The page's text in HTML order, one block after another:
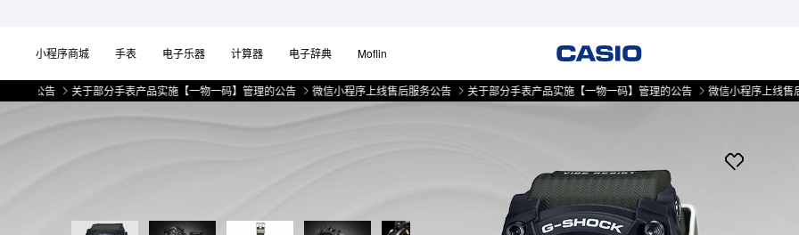
小程序商城 手表 电子乐器 计算器 电子辞典 Moflin
关于部分手表产品实施【一物一码】管理的公告 微信小程序上线售后服务公告 关于部分手表产品实施【一物一码】管理的公告 微信小程序上线售后服务公告